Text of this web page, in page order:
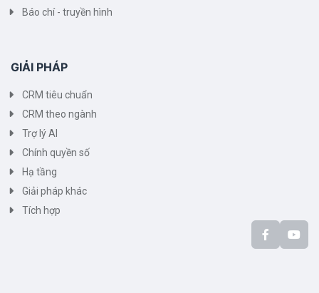
Báo chí - truyền hình
GIẢI PHÁP
CRM tiêu chuẩn
CRM theo ngành
Trợ lý AI
Chính quyền số
Hạ tầng
Giải pháp khác
Tích hợp